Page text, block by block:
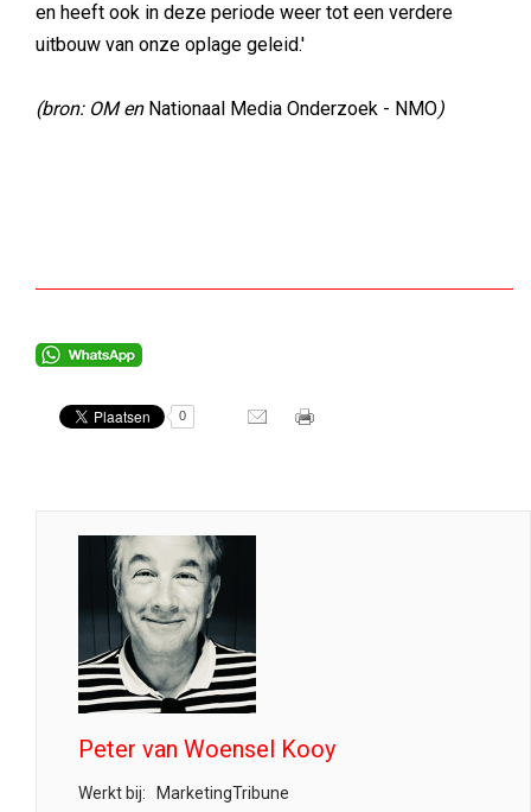
en heeft ook in deze periode weer tot een verdere
uitbouw van onze oplage geleid.'
(bron: OM en Nationaal Media Onderzoek - NMO)
0
Peter van Woensel Kooy
Werkt bij: MarketingTribune